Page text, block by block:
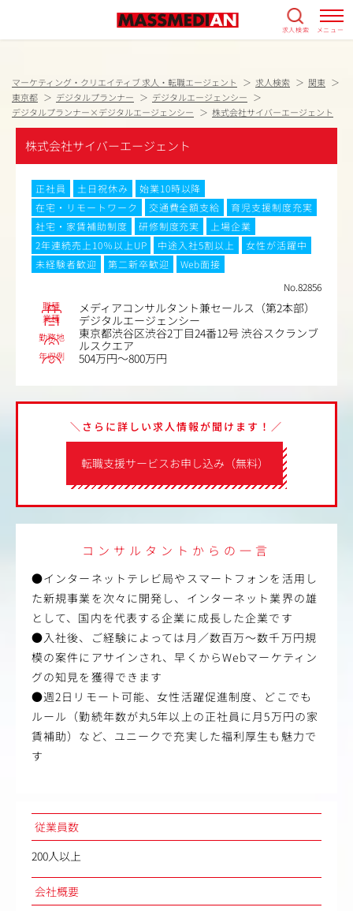
求人検索 メニュー
マーケティング・クリエイティブ 求人・転職エージェント 求人検索
関東
東京都
デジタルプランナー
デジタルエージェンシー
デジタルプランナー×デジタルエージェンシー
株式会社サイバーエージェント
株式会社サイバーエージェント
正社員 土日祝休み
始業10時以降
在宅・リモートワーク
交通費全額支給
育児支援制度充実
社宅・家賃補助制度
研修制度充実
上場企業
2年連続売上10％以上UP
中途入社5割以上
女性が活躍中
未経験者歓迎
第二新卒歓迎
Web面接
No.82856
職種 メディアコンサルタント兼セールス（第2本部）
業種 デジタルエージェンシー
勤務地
東京都渋谷区渋谷2丁目24番12号 渋谷スクランブ
ルスクエア
年収例 504万円～800万円
転職支援サービスお申し込み（無料）
＼さらに詳しい求人情報が聞けます！／
コンサルタントからの一言
●インターネットテレビ局やスマートフォンを活用し
た新規事業を次々に開発し、インターネット業界の雄
として、国内を代表する企業に成長した企業です
●入社後、ご経験によっては月／数百万～数千万円規
模の案件にアサインされ、早くからWebマーケティン
グの知見を獲得できます
●週2日リモート可能、女性活躍促進制度、どこでも
ルール（勤続年数が丸5年以上の正社員に月5万円の家
賃補助）など、ユニークで充実した福利厚生も魅力で
す
従業員数
200人以上
会社概要